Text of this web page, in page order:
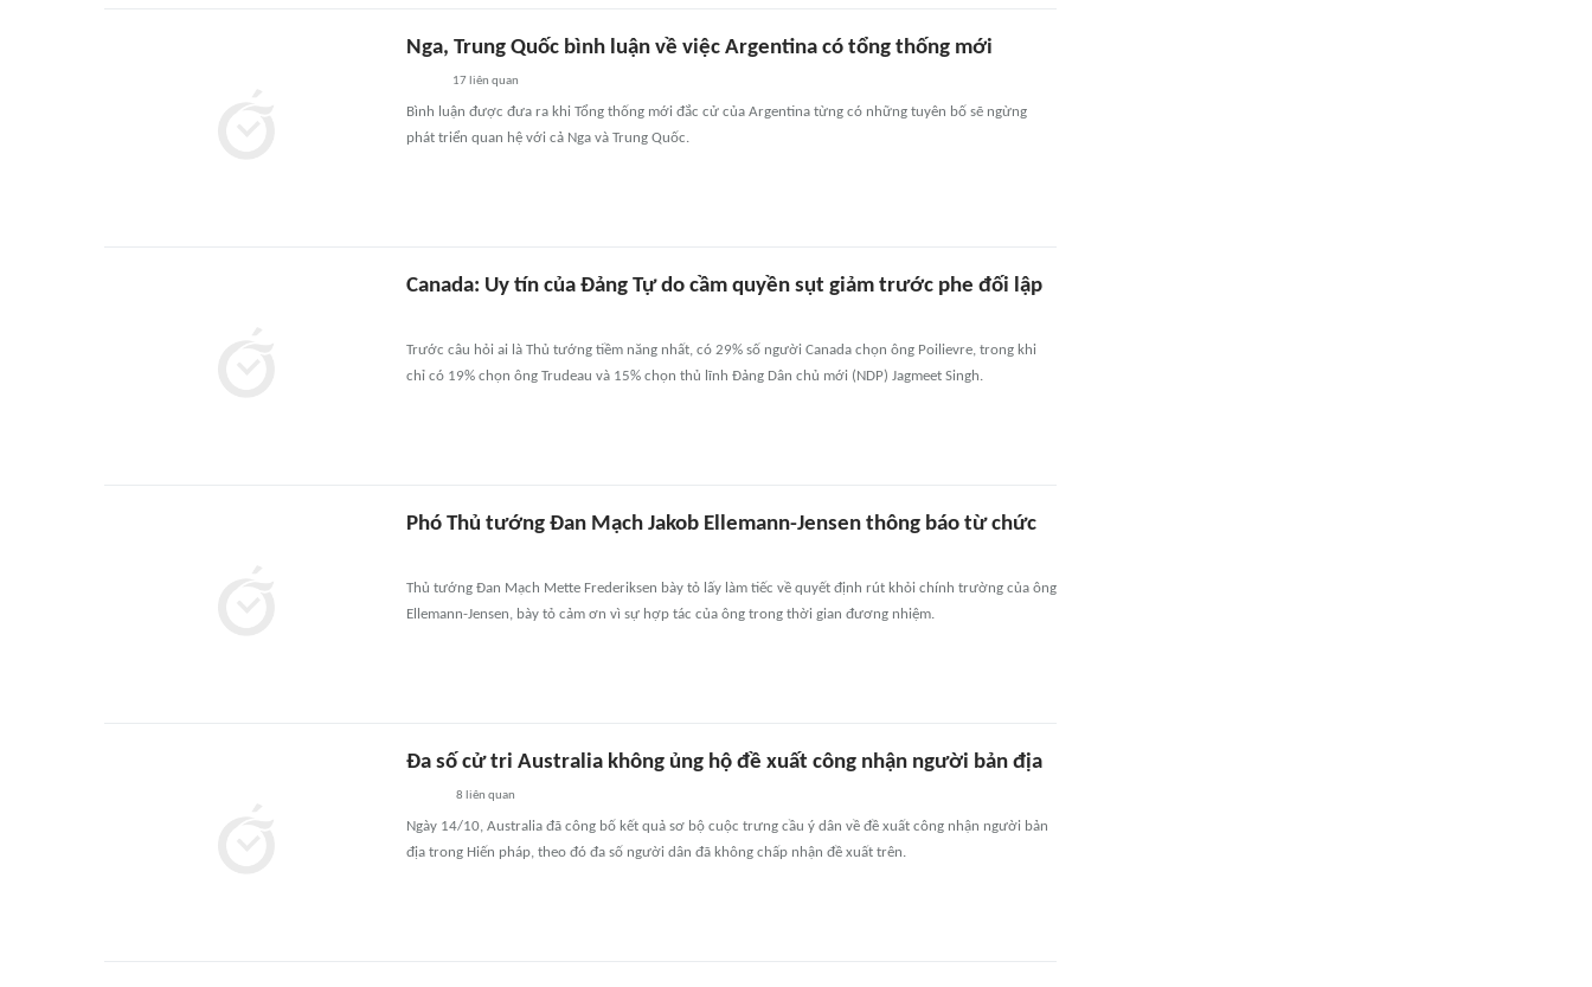
Nga, Trung Quốc bình luận về việc Argentina có tổng thống mới
17 liên quan
Bình luận được đưa ra khi Tổng thống mới đắc cử của Argentina từng có những tuyên bố sẽ ngừng
phát triển quan hệ với cả Nga và Trung Quốc.
Canada: Uy tín của Đảng Tự do cầm quyền sụt giảm trước phe đối lập
Trước câu hỏi ai là Thủ tướng tiềm năng nhất, có 29% số người Canada chọn ông Poilievre, trong khi
chỉ có 19% chọn ông Trudeau và 15% chọn thủ lĩnh Đảng Dân chủ mới (NDP) Jagmeet Singh.
Phó Thủ tướng Đan Mạch Jakob Ellemann-Jensen thông báo từ chức
Thủ tướng Đan Mạch Mette Frederiksen bày tỏ lấy làm tiếc về quyết định rút khỏi chính trường của ông
Ellemann-Jensen, bày tỏ cảm ơn vì sự hợp tác của ông trong thời gian đương nhiệm.
Đa số cử tri Australia không ủng hộ đề xuất công nhận người bản địa
8 liên quan
Ngày 14/10, Australia đã công bố kết quả sơ bộ cuộc trưng cầu ý dân về đề xuất công nhận người bản
địa trong Hiến pháp, theo đó đa số người dân đã không chấp nhận đề xuất trên.